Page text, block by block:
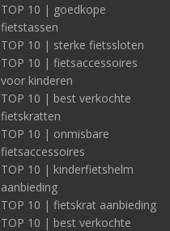
TOP 10 | goedkope
fietstassen
TOP 10 | sterke fietssloten
TOP 10 | fietsaccessoires
voor kinderen
TOP 10 | best verkochte
fietskratten
TOP 10 | onmisbare
fietsaccessoires
TOP 10 | kinderfietshelm
aanbieding
TOP 10 | fietskrat aanbieding
TOP 10 | best verkochte